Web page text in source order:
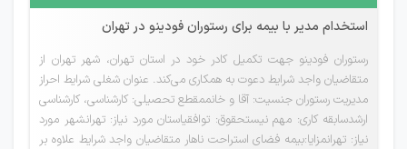
استخدام مدیر با بیمه برای رستوران فودینو در تهران
رستوران فودینو جهت تکمیل کادر خود در استان تهران، شهر تهران از
متقاضیان واجد شرایط دعوت به همکاری می‌کند. عنوان شغلی شرایط احراز
مدیریت رستوران جنسیت: آقا و خانممقطع تحصیلی: کارشناسی، کارشناسی
ارشدسابقه کاری: مهم نیستحقوق: توافقیاستان مورد نیاز: تهرانشهر مورد
نیاز: تهرانمزایا:بیمه فضای استراحت ناهار متقاضیان واجد شرایط علاوه بر